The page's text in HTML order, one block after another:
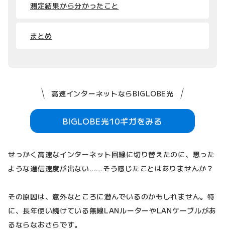
測定結果から分かったこと
まとめ
高速インターネットならBIGLOBE光
BIGLOBE光10ギガをみる
せっかく高速なインターネット回線に切り替えたのに、思った
ような通信速度が出ない……そう感じたことはありませんか？
その原因は、意外なところに潜んでいるのかもしれません。特
に、長年使い続けている無線LANルーターやLANケーブルがあ
るならなおさらです。